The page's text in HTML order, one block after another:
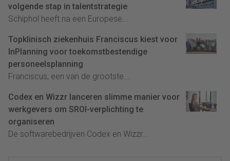
volgende stap in talentstrategie
Schiphol heeft na een Europese...
Topklinisch ziekenhuis Franciscus kiest voor
InPlanning voor toekomstbestendige
personeelsplanning
Franciscus, een van de grootste...
Codex en Wizzr lanceren slimme manier voor
werkgevers om SROI-verplichting te
organiseren
De softwarebedrijven Codex en Wizzr...